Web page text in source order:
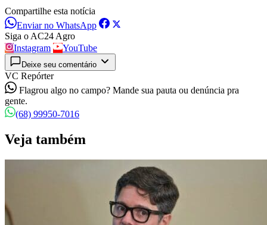
Compartilhe esta notícia
Enviar no WhatsApp
Siga o AC24 Agro
Instagram
YouTube
Deixe seu comentário
VC Repórter
Flagrou algo no campo? Mande sua pauta ou denúncia pra
gente.
(68) 99950-7016
Veja também